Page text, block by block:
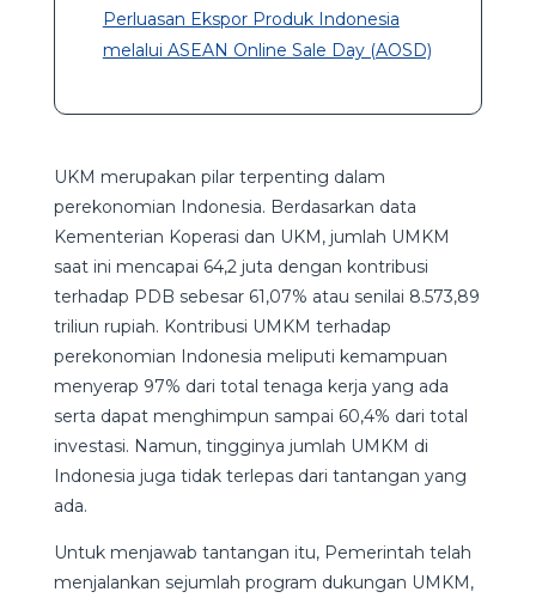
Perluasan Ekspor Produk Indonesia
melalui ASEAN Online Sale Day (AOSD)
UKM merupakan pilar terpenting dalam
perekonomian Indonesia. Berdasarkan data
Kementerian Koperasi dan UKM, jumlah UMKM
saat ini mencapai 64,2 juta dengan kontribusi
terhadap PDB sebesar 61,07% atau senilai 8.573,89
triliun rupiah. Kontribusi UMKM terhadap
perekonomian Indonesia meliputi kemampuan
menyerap 97% dari total tenaga kerja yang ada
serta dapat menghimpun sampai 60,4% dari total
investasi. Namun, tingginya jumlah UMKM di
Indonesia juga tidak terlepas dari tantangan yang
ada.
Untuk menjawab tantangan itu, Pemerintah telah
menjalankan sejumlah program dukungan UMKM,